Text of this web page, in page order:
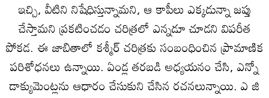
ఇచ్చి, వీటిని నిషేధిస్తున్నామని, ఆ కాపీలు ఎక్కడున్నా జప్తు
చేస్తామని ప్రకటించడం చరిత్రలో ఎన్నడూ చూడని విపరీత
పోకడ. ఈ జాబితాలో కశ్మీర్‌ చరిత్రకు సంబంధించిన ప్రామాణిక
పరిశోధనలు ఉన్నాయి. ఏండ్ల తరబడి అధ్యయనం చేసి, ఎన్నో
డాక్యుమెంట్లను ఆధారం చేసుకుని చేసిన రచనలున్నాయి. ఎ జి